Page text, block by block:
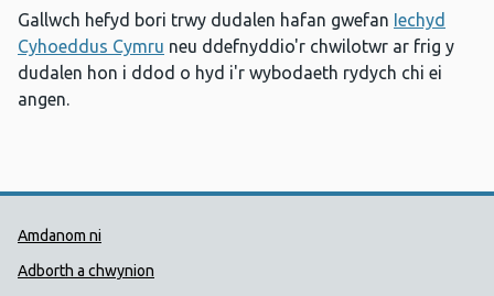
Gallwch hefyd bori trwy dudalen hafan gwefan Iechyd
Cyhoeddus Cymru neu ddefnyddio'r chwilotwr ar frig y
dudalen hon i ddod o hyd i'r wybodaeth rydych chi ei
angen.
Dolenni Cymorth Iechyd
Amdanom ni
Adborth a chwynion